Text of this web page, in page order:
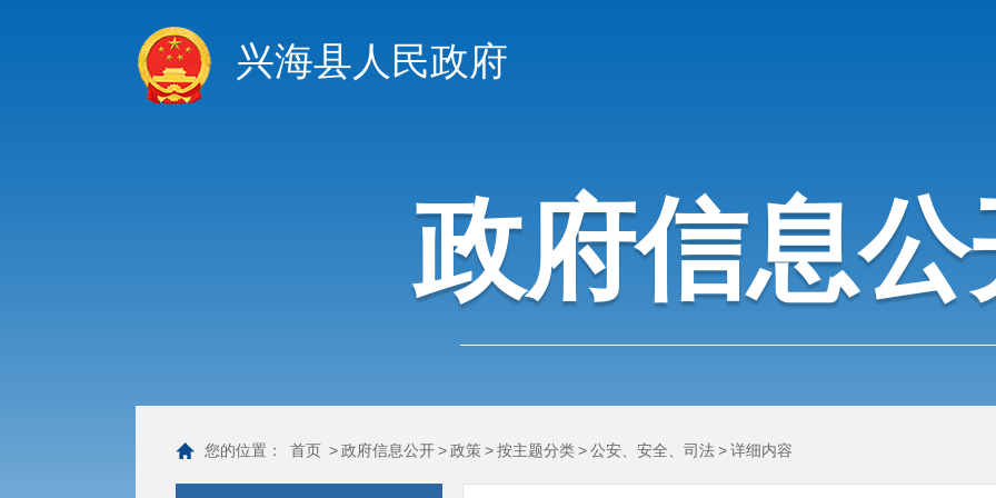
兴海县人民政府
政府信息公
您的位置： 首页 >政府信息公开>政策 >按主题分类>公安、安全、司法>详细内容